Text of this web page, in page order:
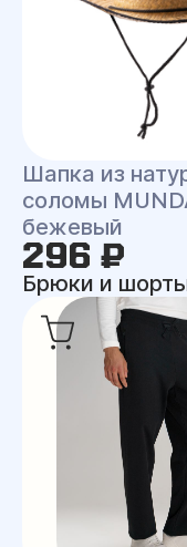
Шапка из
соломы
бежевый
296 ₽
Брюки и